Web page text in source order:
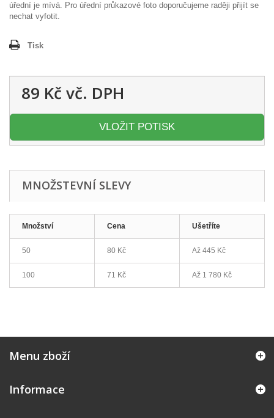
úřední je mívá. Pro úřední průkazové foto doporučujeme raději přijít se
nechat vyfotit.
Tisk
89 Kčvč. DPH
VLOŽIT POTISK
MNOŽSTEVNÍ SLEVY
Množství Cena Ušetříte
50 80 Kč Až 445 Kč
100 71 Kč Až 1 780 Kč
Menu zboží
Informace